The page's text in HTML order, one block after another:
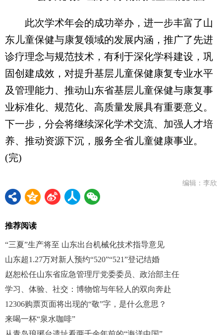
此次学术年会的成功举办，进一步丰富了山
东儿童保健与康复领域的发展内涵，推广了先进
诊疗理念与规范技术，有利于深化学科建设，巩
固创建成效，对提升基层儿童保健康复专业水平
及管理能力、推动山东省基层儿童保健与康复事
业标准化、规范化、高质量发展具有重要意义。
下一步，分会将继续深化学术交流、加强人才培
养、推动资源下沉，服务全省儿童健康事业。
(完)
编辑：李欣
推荐阅读
“三夏”生产将至 山东出台机械化技术指导意见
山东超1.27万对新人预约“520”“521”登记结婚
赵恕松任山东省应急管理厅党委委员、政治部主任
学习、体验、社交：博物馆与年轻人的双向奔赴
12306购票页面将出现的“敬”字，是什么意思？
来喝一杯“泉水咖啡”